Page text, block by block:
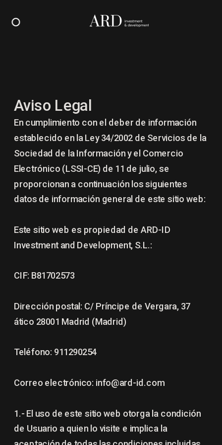
Aviso Legal
En cumplimiento con el deber de información
establecido en la Ley 34/2002 de Servicios de la
Sociedad de la Información y el Comercio
Electrónico (LSSI-CE) de 11 de julio, se
proporcionan a continuación los siguientes
datos de información general de este sitio web:
Este sitio web es propiedad de ARD-ID
Investment and Development, S.L.:
CIF: B81702573
Dirección postal: C/ Príncipe de Vergara, 37
ático 28001 Madrid (Madrid)
Teléfono: 911290254
Correo electrónico: info@ard-id.com
1.- El uso de este sitio web otorga la condición
de Usuario a quien lo visite e implica la